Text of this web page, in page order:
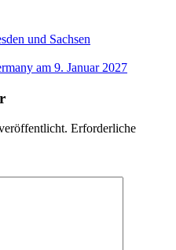
am 9. Januar 2027
Erforderliche